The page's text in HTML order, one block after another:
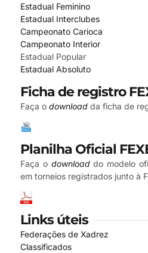
Estadual Feminino
Estadual Interclubes
Campeonato Carioca
Campeonato Interior
Estadual Popular
Estadual Absoluto
Ficha de registro
Faça o download da ficha de
Planilha Oficial
Faça o downloaddo modelo
em torneios registrados junto à
Links úteis
Federações de Xadrez
Classificados